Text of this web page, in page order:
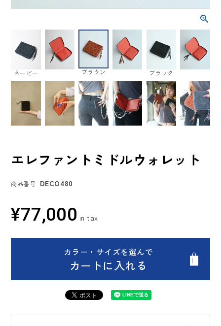
ネービー ブラウン ブラック
エレファントミドルウォレット
商品番号 DECO480
¥77,000
カラー・サイズを選んで
カートに入れる